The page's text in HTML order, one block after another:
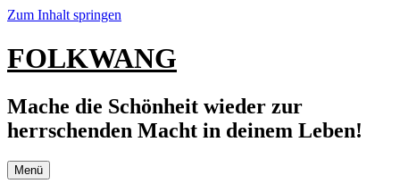
Zum Inhalt springen
FOLKWANG
Mache die Schönheit wieder zur
herrschenden Macht in deinem Leben!
Menü